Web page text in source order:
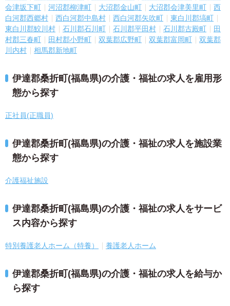
会津坂下町
河沼郡柳津町 大沼郡金山町 大沼郡会津美里町
西
白河郡西郷村
西白河郡中島村 西白河郡矢吹町
東白川郡塙町
東白川郡鮫川村
石川郡石川町 石川郡平田村 石川郡古殿町
田
村郡三春町
田村郡小野町 双葉郡広野町 双葉郡富岡町
双葉郡
川内村
相馬郡新地町
伊達郡桑折町(福島県)の介護・福祉の求人を雇用形
態から探す
正社員(正職員)
伊達郡桑折町(福島県)の介護・福祉の求人を施設業
態から探す
介護福祉施設
伊達郡桑折町(福島県)の介護・福祉の求人をサービ
ス内容から探す
特別養護老人ホーム（特養） 養護老人ホーム
伊達郡桑折町(福島県)の介護・福祉の求人を給与か
ら探す